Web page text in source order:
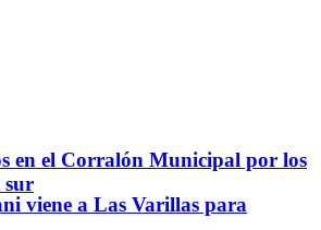
viene a Las Varillas para
en el Corralón Municipal por los
sur